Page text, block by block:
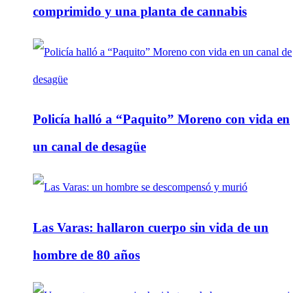
comprimido y una planta de cannabis
Policía halló a “Paquito” Moreno con vida en
un canal de desagüe
Las Varas: hallaron cuerpo sin vida de un
hombre de 80 años